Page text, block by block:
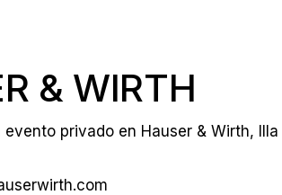
& WIRTH
evento privado en Hauser & Wirth, Illa